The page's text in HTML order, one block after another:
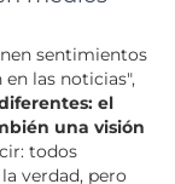
sentimientos
las noticias",
el
una visión
todos
verdad, pero